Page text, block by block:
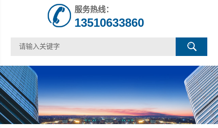
服务热线：
13510633860